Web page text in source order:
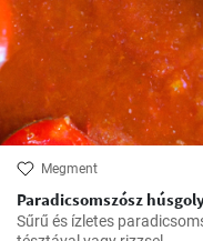
Megment
Paradicsomszósz
Sűrű és ízletes